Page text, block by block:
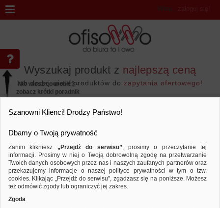
Wyszukaj produkt z najlepszą ceną
lub dodaj wiele produktów do zapytania ofertowego!
Witaj ,
Wyniki wyszukiwania
PODPOWIEDZI
Nie wiesz co zrobić? -
zobacz krótki poradnik
Szanowni Klienci! Drodzy Państwo!
Dbamy o Twoją prywatność
Zanim klikniesz „Przejdź do serwisu”, prosimy o przeczytanie tej
informacji. Prosimy w niej o Twoją dobrowolną zgodę na przetwarzanie
Twoich danych osobowych przez nas i naszych zaufanych partnerów oraz
przekazujemy informacje o naszej polityce prywatności w tym o tzw.
cookies. Klikając „Przejdź do serwisu”, zgadzasz się na poniższe. Możesz
też odmówić zgody lub ograniczyć jej zakres.
Zgoda